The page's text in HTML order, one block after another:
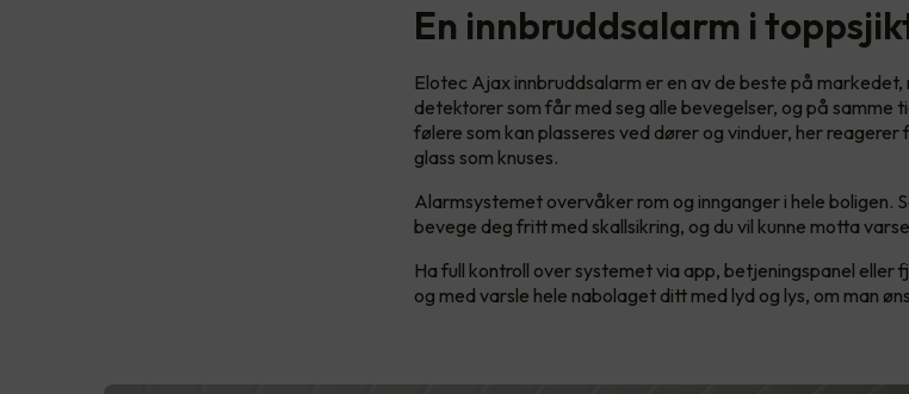
En innbruddsalarm i
Elotec Ajax innbruddsalarm er en av de beste på
detektorer som får med seg alle bevegelser, og på
følere som kan plasseres ved dører og vinduer, her
glass som knuses.
Alarmsystemet overvåker rom og innganger i hele boligen.
bevege deg fritt med skallsikring, og du vil kunne motta
Ha full kontroll over systemet via app, betjeningspanel eller
og med varsle hele nabolaget ditt med lyd og lys, om man